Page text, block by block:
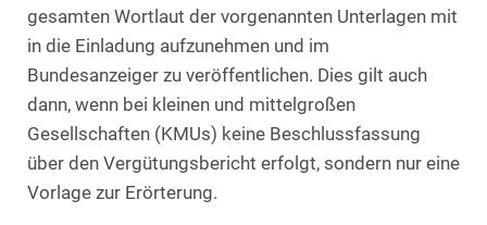
gesamten Wortlaut der vorgenannten Unterlagen mit
in die Einladung aufzunehmen und im
Bundesanzeiger zu veröffentlichen. Dies gilt auch
dann, wenn bei kleinen und mittelgroßen
Gesellschaften (KMUs) keine Beschlussfassung
über den Vergütungsbericht erfolgt, sondern nur eine
Vorlage zur Erörterung.